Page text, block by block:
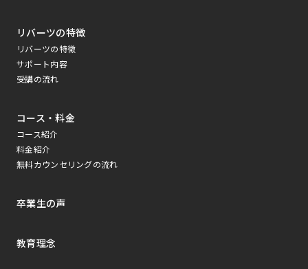
リバーツの特徴
リバーツの特徴
サポート内容
受講の流れ
コース・料金
コース紹介
料金紹介
無料カウンセリングの流れ
卒業生の声
教育理念